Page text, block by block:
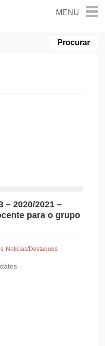
– 2020/2021 –
para o grupo
Notícias/Destaques